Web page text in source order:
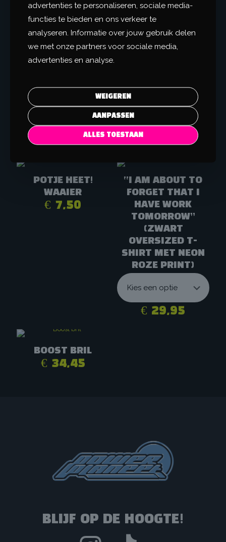
Op voorraad
Doppie
aantal
PLEUR HET IN M'N
DEZE ZIJN OOK NIET GEK HOOR!
POTJE HEET!
WAAIER
€ 7,50
“I AM ABOUT TO
FORGET THAT I
HAVE WORK
TOMORROW”
(ZWART
OVERSIZED T-
SHIRT MET NEON
ROZE PRINT)
€ 29,95
BOOST BRIL
€ 34,45
BLIJF OP DE HOOGTE!
advertenties te personaliseren, sociale media-
functies te bieden en ons verkeer te
analyseren. Informatie over jouw gebruik delen
we met onze partners voor sociale media,
advertenties en analyse.
WEIGEREN
AANPASSEN
ALLES TOESTAAN